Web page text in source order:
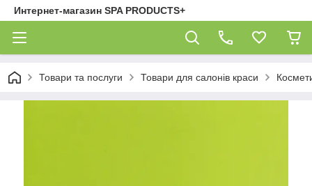
Интернет-магазин SPA PRODUCTS+
Товари та послуги Товари для салонів краси